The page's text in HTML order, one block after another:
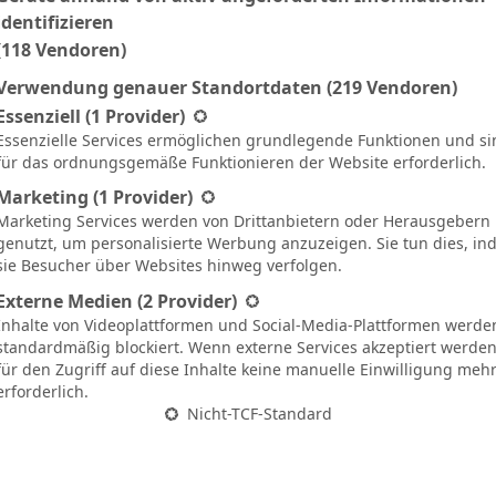
Ergebnis
N 1:2
45`
N 3:2
90`
S 1:0
90`
S 3:2
61`
S 0:1
29`
S 4:2
29`
N
3:0
N 0:1
Vendoren)
genauer Standortdaten (219 Vendoren)
eine Liste der Service-Gruppen, für die eine Einwilligung
(1 Provider)
Services ermöglichen grundlegende Funktionen und
das ordnungsgemäße Funktionieren der Website erforderlich.
(1 Provider)
Services werden von Drittanbietern oder Herausgebern
um personalisierte Werbung anzuzeigen. Sie tun dies,
Besucher über Websites hinweg verfolgen.
Medien (2 Provider)
von Videoplattformen und Social-Media-Plattformen
blockiert. Wenn externe Services akzeptiert
den Zugriff auf diese Inhalte keine manuelle Einwilligung mehr
Nicht-TCF-Standard